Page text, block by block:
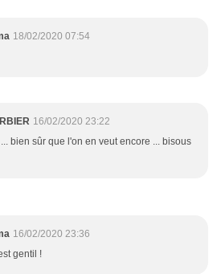
18/02/2020 07:54
16/02/2020 23:22
bien sûr que l'on en veut encore ... bisous
16/02/2020 23:36
gentil !